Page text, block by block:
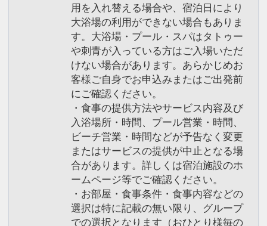
用を入れ替える場合や、宿泊日により
大浴場の利用ができない場合もありま
す。大浴場・プール・スパはタトゥー
や刺青が入っている方はご入場いただ
けない場合があります。あらかじめお
客様ご自身でお申込みまたはご出発前
にご確認ください。
・食事の提供方法やサービス内容及び
入浴場所・時間、プール営業・時間、
ビーチ営業・時間などが予告なく変更
またはサービスの提供が中止となる場
合があります。詳しくは宿泊施設のホ
ームページ等でご確認ください。
・お部屋・食事条件・食事内容などの
選択は特に記載の無い限り、グループ
での選択となります（おひとり様毎の